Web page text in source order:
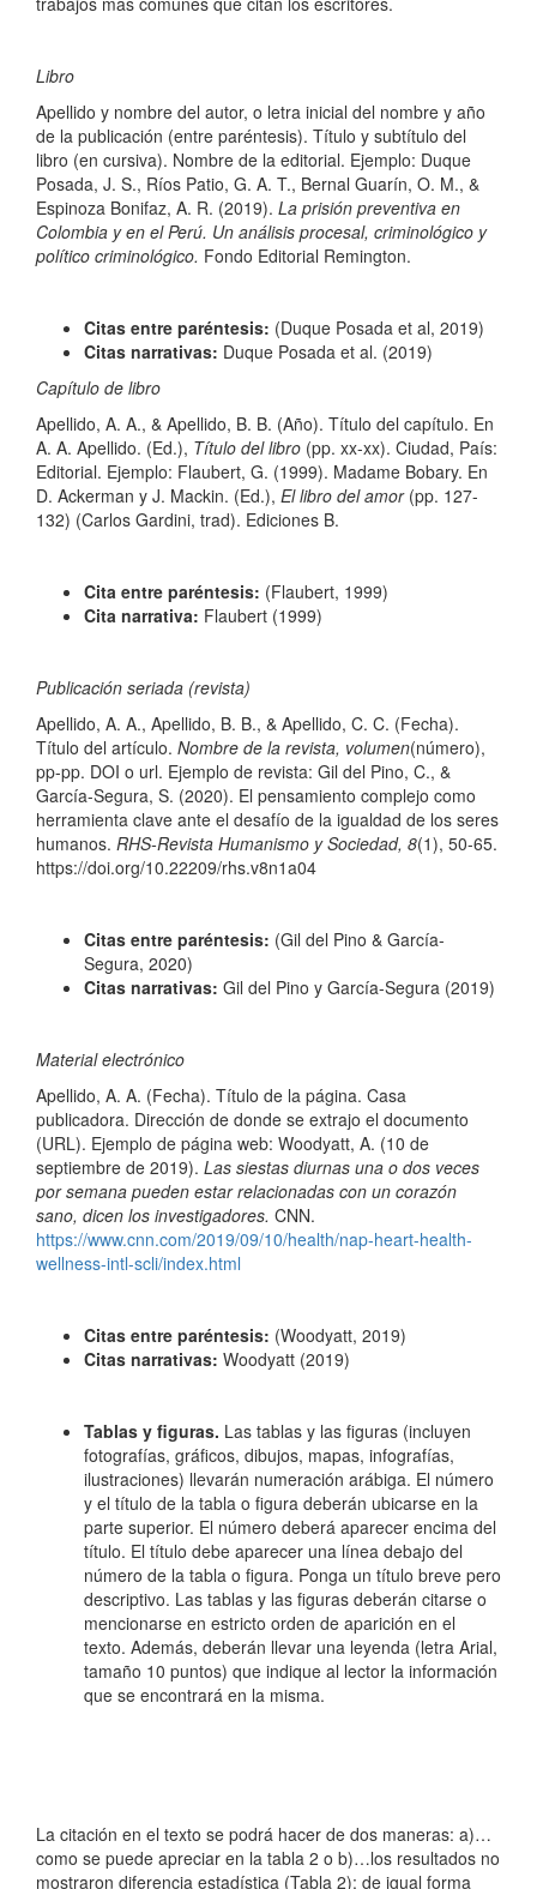
Libro
Apellido y nombre del autor, o letra inicial del nombre y año
de la publicación (entre paréntesis). Título y subtítulo del
libro (en cursiva). Nombre de la editorial. Ejemplo: Duque
Posada, J. S., Ríos Patio, G. A. T., Bernal Guarín, O. M., &
Espinoza Bonifaz, A. R. (2019). La prisión preventiva en
Colombia y en el Perú. Un análisis procesal, criminológico y
político criminológico. Fondo Editorial Remington.
Citas entre paréntesis: (Duque Posada et al, 2019)
Citas narrativas: Duque Posada et al. (2019)
Capítulo de libro
Apellido, A. A., & Apellido, B. B. (Año). Título del capítulo. En
A. A. Apellido. (Ed.), Título del libro (pp. xx-xx). Ciudad, País:
Editorial. Ejemplo: Flaubert, G. (1999). Madame Bobary. En
D. Ackerman y J. Mackin. (Ed.), El libro del amor(pp. 127-
132) (Carlos Gardini, trad). Ediciones B.
Cita entre paréntesis: (Flaubert, 1999)
Cita narrativa: Flaubert (1999)
Publicación seriada (revista)
Apellido, A. A., Apellido, B. B., & Apellido, C. C. (Fecha).
Título del artículo. Nombre de la revista, volumen(número),
pp-pp. DOI o url. Ejemplo de revista: Gil del Pino, C., &
García-Segura, S. (2020). El pensamiento complejo como
herramienta clave ante el desafío de la igualdad de los seres
humanos. RHS-Revista Humanismo y Sociedad, 8(1), 50-65.
https://doi.org/10.22209/rhs.v8n1a04
Citas entre paréntesis: (Gil del Pino & García-
Segura, 2020)
Citas narrativas: Gil del Pino y García-Segura (2019)
Material electrónico
Apellido, A. A. (Fecha). Título de la página. Casa
publicadora. Dirección de donde se extrajo el documento
(URL). Ejemplo de página web: Woodyatt, A. (10 de
septiembre de 2019). Las siestas diurnas una o dos veces
por semana pueden estar relacionadas con un corazón
sano, dicen los investigadores. CNN.
https://www.cnn.com/2019/09/10/health/nap-heart-health-
wellness-intl-scli/index.html
Citas entre paréntesis: (Woodyatt, 2019)
Citas narrativas: Woodyatt (2019)
Tablas y figuras. Las tablas y las figuras (incluyen
fotografías, gráficos, dibujos, mapas, infografías,
ilustraciones) llevarán numeración arábiga. El número
y el título de la tabla o figura deberán ubicarse en la
parte superior. El número deberá aparecer encima del
título. El título debe aparecer una línea debajo del
número de la tabla o figura. Ponga un título breve pero
descriptivo. Las tablas y las figuras deberán citarse o
mencionarse en estricto orden de aparición en el
texto. Además, deberán llevar una leyenda (letra Arial,
tamaño 10 puntos) que indique al lector la información
que se encontrará en la misma.
La citación en el texto se podrá hacer de dos maneras: a)…
como se puede apreciar en la tabla 2 o b)…los resultados no
mostraron diferencia estadística (Tabla 2); de igual forma